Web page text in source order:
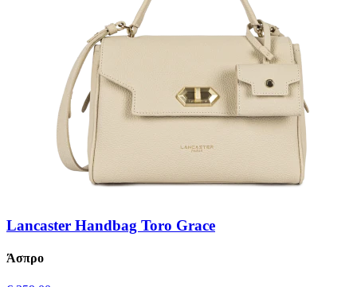
Lancaster Handbag Toro Grace
Άσπρο